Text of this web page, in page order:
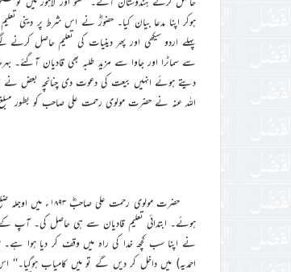
ہوکر اپنا مدعا بیان کیا۔ حضورؓ نے اس شرط پر دینی
پہلے اردو سیکھی اور پھر دینیات کی تعلیم حاصل
سے سماٹرا اور جاوا سے مزید طلبہ بھی قادیان آگئے۔
دیتے ہوئے انہیں بیعت کی دعوت دی چنانچہ بعض نے
اللہ عنہ نے حضرت مولوی رحمت علی صاحب کو بطور مبلغ
ہوئے۔ ابتدائی تعلیم قادیان سے ہی حاصل کی۔ آپ
نے اپنا سب کچھ خدا کی راہ میں وقف کر دیا ہوا
احمدیہ) میں داخل کر دیں گے تو میں کامیاب